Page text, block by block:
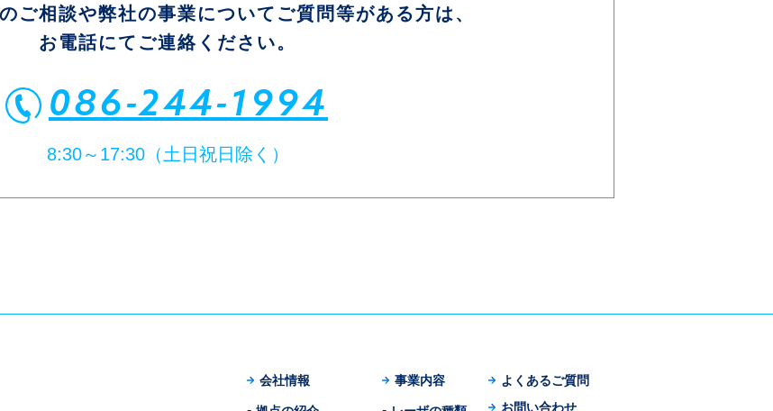
ご相談や弊社の事業についてご質問等がある方は、
お電話にてご連絡ください。
086-244-1994
8:30～17:30（土日祝日除く）
会社情報 事業内容
よくあるご質問
お問い合わせ